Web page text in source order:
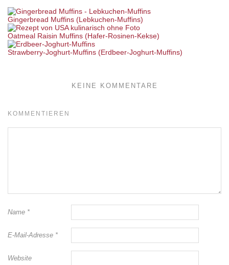
Gingerbread Muffins (Lebkuchen-Muffins)
Oatmeal Raisin Muffins (Hafer-Rosinen-Kekse)
Strawberry-Joghurt-Muffins (Erdbeer-Joghurt-Muffins)
KEINE KOMMENTARE
KOMMENTIEREN
Name *
E-Mail-Adresse *
Website